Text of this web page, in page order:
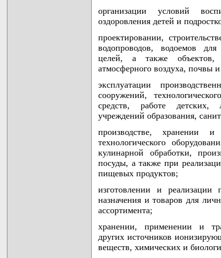
организации условий
оздоровления детей и
проектировании,
водопроводов, водоемов
целей, а также объектов,
атмосферного воздуха, почвы
эксплуатации
сооружений,
средств, работе детских,
учреждений образования,
производстве, хранении и
технологического
кулинарной обработки,
посуды, а также при
пищевых продуктов;
изготовлении и реализации
назначения и товаров для
ассортимента;
хранении, применении и
других источников
веществ, химических и